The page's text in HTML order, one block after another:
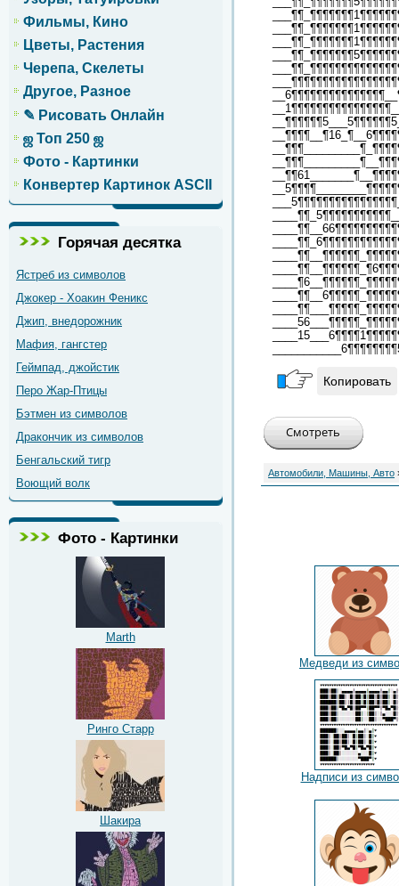
Фильмы, Кино
Цветы, Растения
Черепа, Скелеты
Другое, Разное
✎ Рисовать Онлайн
ஜ Топ 250 ஜ
Фото - Картинки
Конвертер Картинок ASCII
Горячая десятка
Ястреб из символов
Джокер - Хоакин Феникс
Джип, внедорожник
Мафия, гангстер
Геймпад, джойстик
Перо Жар-Птицы
Бэтмен из символов
Дракончик из символов
Бенгальский тигр
Воющий волк
Фото - Картинки
Marth
Ринго Старр
Шакира
Копировать
Автомобили, Машины, Авто
Медведи из
Надписи из